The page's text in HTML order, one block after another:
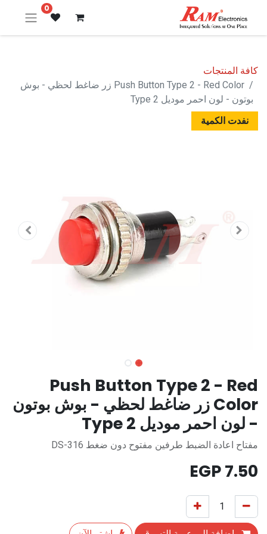
0
كافة المنتجات
Push Button Type 2 - Red Color زر ضاغط لحظي - بوش
بوتون - لون احمر موديل Type 2
نفدت الكمية
Push Button Type 2 - Red
Color زر ضاغط لحظي - بوش بوتون
- لون احمر موديل Type 2
مفتاح اعادة الضبط طرفين مفتوح دون ضغط DS-316
7.50